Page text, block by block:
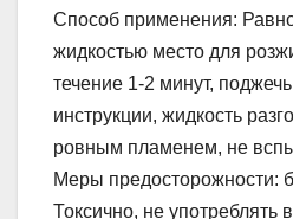
Способ применения:
жидкостью место для
течение 1-2 минут,
инструкции, жидкость
ровным пламенем, не
Меры предосторожности:
Токсично, не употреблять